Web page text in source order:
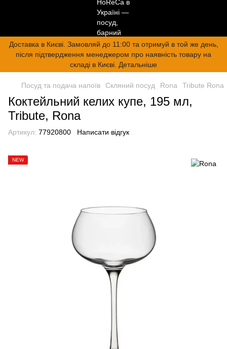
Доставка в Києві. Замовляй до 11:00 та отримуй в той же день,
після підтвердження менеджером про наявність товару на
складі в Києві. Детальніше
Посуд та подача напоїв Скляний посуд Rona Tribute Rona
Коктейльний келих купе, 195 мл,
Tribute, Rona
Артикул: 77920800 Написати відгук
NEW